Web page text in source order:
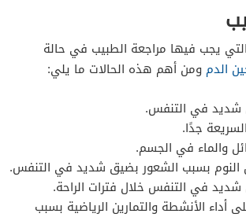
يجب فيها مراجعة الطبيب في حالة
الدم ومن أهم هذه الحالات ما يلي:
شديد في التنفس.
جدًا.
والماء في الجسم.
النوم بسبب الشعور بضيق شديد في التنفس.
في التنفس خلال فترات الراحة.
أداء الأنشطة والتمارين الرياضية بسبب